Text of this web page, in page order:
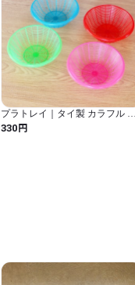
プラトレイ｜タイ製 カラフル レ
トロ プラスチックトレー 軽量 小
物入れ
330円